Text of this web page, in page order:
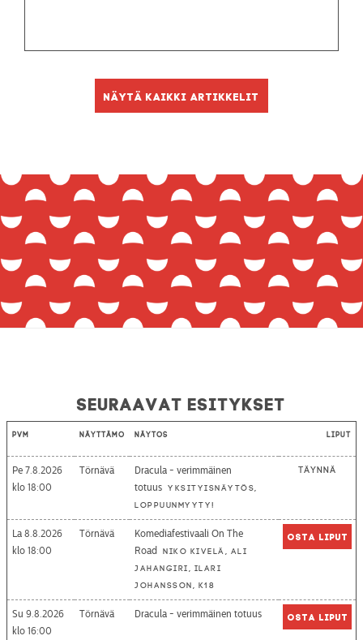
Näytä kaikki artikkelit
Seuraavat esitykset
Pvm Näyttämö Näytös Liput
Pe 7.8.2026
18:00
Törnävä
Dracula - verimmäinen
totuus Yksityisnäytös,
loppuunmyyty!
Täynnä
La 8.8.2026
18:00
Törnävä
Komediafestivaali On The
Road
Niko Kivelä, Ali
Jahangiri, Ilari
Johansson, K18
Osta liput
Su 9.8.2026
16:00
Törnävä Dracula - verimmäinen totuus Osta liput